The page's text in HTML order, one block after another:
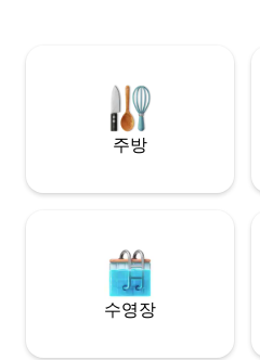
Cannabis Friendly - No
Tours Available Seasonally
주방
수영장